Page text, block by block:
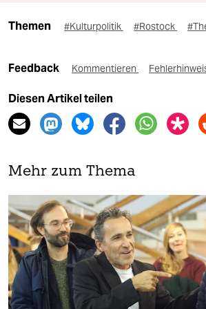
Themen #Kulturpolitik #Rostock
Feedback Kommentieren
Diesen Artikel teilen
Mehr zum Thema